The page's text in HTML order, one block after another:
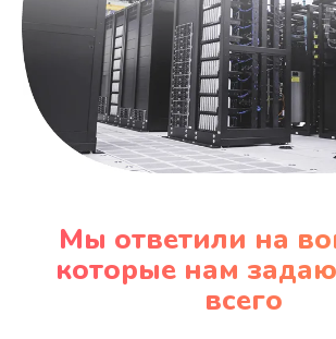
Мы ответили на
которые нам
всего